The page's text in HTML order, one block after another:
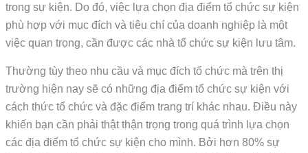
trong sự kiện. Do đó, việc lựa chọn địa điểm tổ chức sự kiện
phù hợp với mục đích và tiêu chí của doanh nghiệp là một
việc quan trọng, cần được các nhà tổ chức sự kiện lưu tâm.
Thường tùy theo nhu cầu và mục đích tổ chức mà trên thị
trường hiện nay sẽ có những địa điểm tổ chức sự kiện với
cách thức tổ chức và đặc điểm trang trí khác nhau. Điều này
khiến bạn cần phải thật thận trọng trong quá trình lựa chọn
các địa điểm tổ chức sự kiện cho mình. Bởi hơn 80% sự